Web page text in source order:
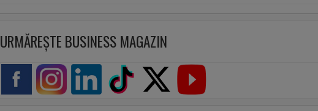
URMĂREȘTE BUSINESS MAGAZIN